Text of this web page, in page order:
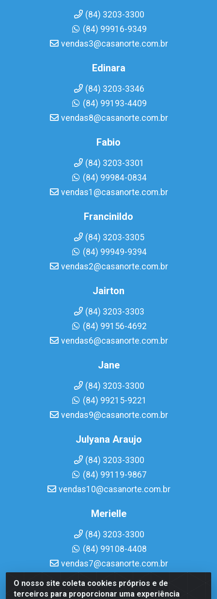
O nosso site coleta cookies próprios e de
terceiros para proporcionar uma experiência
(84) 3203-3300
(84) 99916-9349
vendas3@casanorte.com.br
Edinara
(84) 3203-3346
(84) 99193-4409
vendas8@casanorte.com.br
Fabio
(84) 3203-3301
(84) 99984-0834
vendas1@casanorte.com.br
Francinildo
(84) 3203-3305
(84) 99949-9394
vendas2@casanorte.com.br
Jairton
(84) 3203-3303
(84) 99156-4692
vendas6@casanorte.com.br
Jane
(84) 3203-3300
(84) 99215-9221
vendas9@casanorte.com.br
Julyana Araujo
(84) 3203-3300
(84) 99119-9867
vendas10@casanorte.com.br
Merielle
(84) 3203-3300
(84) 99108-4408
vendas7@casanorte.com.br
Casa Norte LTDA - Av. Interventor Mário Câmara, 1815 -